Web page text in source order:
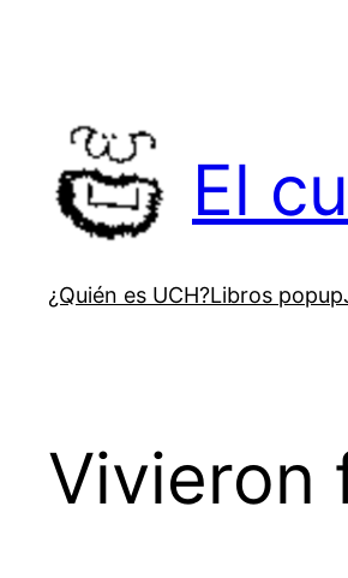
El
¿Quién es UCH?Libros popup
Vivieron